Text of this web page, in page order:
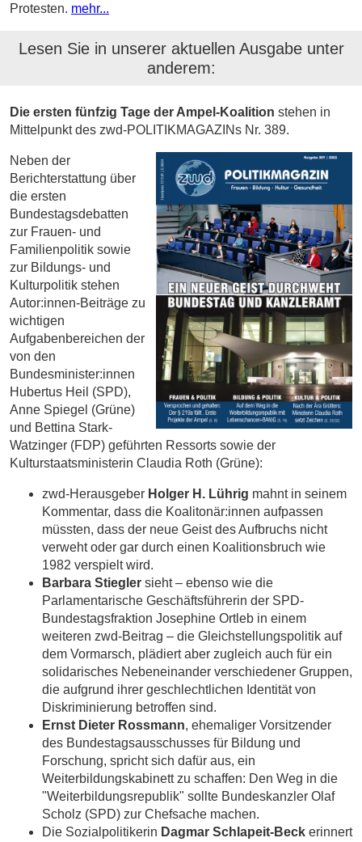
Protesten. mehr...
Lesen Sie in unserer aktuellen Ausgabe unter
anderem:
Die ersten fünfzig Tage der Ampel-Koalition stehen in
Mittelpunkt des zwd-POLITIKMAGAZINs Nr. 389.
Neben der
Berichterstattung über
die ersten
Bundestagsdebatten
zur Frauen- und
Familienpolitik sowie
zur Bildungs- und
Kulturpolitik stehen
Autor:innen-Beiträge zu
wichtigen
Aufgabenbereichen der
von den
Bundesminister:innen
Hubertus Heil (SPD),
Anne Spiegel (Grüne)
und Bettina Stark-
Watzinger (FDP) geführten Ressorts sowie der
Kulturstaatsministerin Claudia Roth (Grüne):
zwd-Herausgeber Holger H. Lührig mahnt in seinem
Kommentar, dass die Koalitonär:innen aufpassen
müssten, dass der neue Geist des Aufbruchs nicht
verweht oder gar durch einen Koalitionsbruch wie
1982 verspielt wird.
Barbara Stiegler sieht – ebenso wie die
Parlamentarische Geschäftsführerin der SPD-
Bundestagsfraktion Josephine Ortleb in einem
weiteren zwd-Beitrag – die Gleichstellungspolitik auf
dem Vormarsch, plädiert aber zugleich auch für ein
solidarisches Nebeneinander verschiedener Gruppen,
die aufgrund ihrer geschlechtlichen Identität von
Diskriminierung betroffen sind.
Ernst Dieter Rossmann, ehemaliger Vorsitzender
des Bundestagsausschusses für Bildung und
Forschung, spricht sich dafür aus, ein
Weiterbildungskabinett zu schaffen: Den Weg in die
"Weiterbildungsrepublik" sollte Bundeskanzler Olaf
Scholz (SPD) zur Chefsache machen.
Die Sozialpolitikerin Dagmar Schlapeit-Beck erinnert